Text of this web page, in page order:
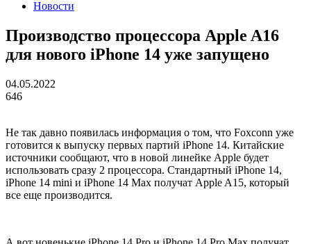
Новости
Производство процессора Apple A16
для нового iPhone 14 уже запущено
04.05.2022
646
Не так давно появилась информация о том, что Foxconn уже
готовится к выпуску первых партий iPhone 14. Китайские
источники сообщают, что в новой линейке Apple будет
использовать сразу 2 процессора. Стандартный iPhone 14,
iPhone 14 mini и iPhone 14 Max получат Apple A15, который
все еще производится.